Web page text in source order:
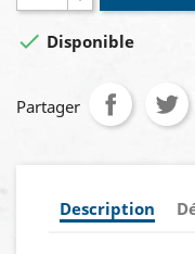
 Disponible
Partager
Description